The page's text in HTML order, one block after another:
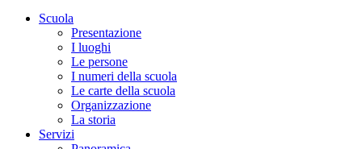
Scuola
Presentazione
I luoghi
Le persone
I numeri della scuola
Le carte della scuola
Organizzazione
La storia
Servizi